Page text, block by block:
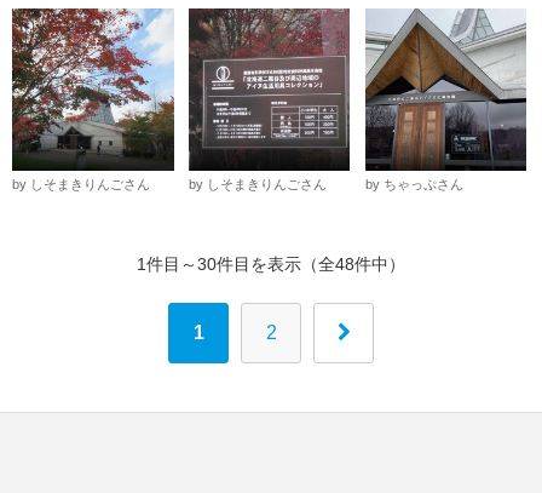
by しそまきりんごさん by しそまきりんごさん by ちゃっぷさん
1件目～30件目を表示（全48件中）
1 2